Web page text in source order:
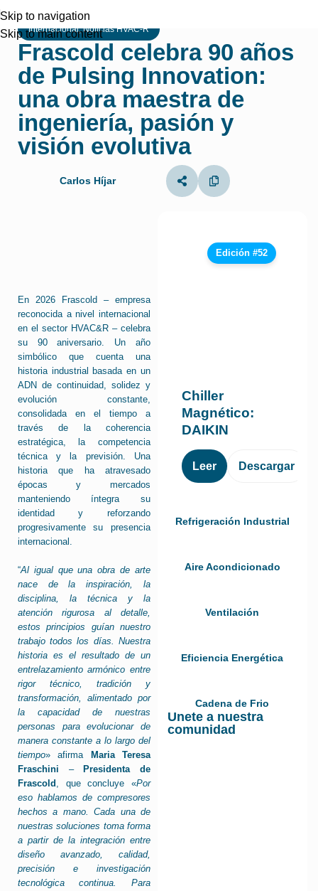
Skip to navigation
Skip to main content
Internacional,Noticias HVAC-R
Frascold celebra 90 años
de Pulsing Innovation:
una obra maestra de
ingeniería, pasión y
visión evolutiva
Carlos Híjar
En 2026 Frascold – empresa
reconocida a nivel internacional
en el sector HVAC&R – celebra
su 90 aniversario. Un año
simbólico que cuenta una
historia industrial basada en un
ADN de continuidad, solidez y
evolución constante,
consolidada en el tiempo a
través de la coherencia
estratégica, la competencia
técnica y la previsión. Una
historia que ha atravesado
épocas y mercados
manteniendo íntegra su
identidad y reforzando
progresivamente su presencia
internacional.
“Al igual que una obra de arte
nace de la inspiración, la
disciplina, la técnica y la
atención rigurosa al detalle,
estos principios guían nuestro
trabajo todos los días. Nuestra
historia es el resultado de un
entrelazamiento armónico entre
rigor técnico, tradición y
transformación, alimentado por
la capacidad de nuestras
personas para evolucionar de
manera constante a lo largo del
tiempo» afirma
Maria Teresa
Fraschini –
Presidenta de
Frascold , que concluye «Por
eso hablamos de compresores
hechos a mano. Cada una de
nuestras soluciones toma forma
a partir de la integración entre
diseño avanzado, calidad,
precisión e investigación
tecnológica continua. Para
Edición #52
Chiller
Magnético:
DAIKIN
Leer Descargar
Refrigeración Industrial
Aire Acondicionado
Ventilación
Eficiencia Energética
Cadena de Frio
Unete a nuestra
comunidad